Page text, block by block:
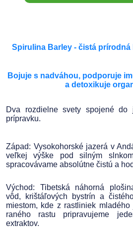
Spirulina Barley - čistá prírodná
Bojuje s nadváhou, podporuje
a detoxikuje
Dva rozdielne svety spojené do
prípravku.
Západ: Vysokohorské jazerá v
veľkej výške pod silným
spracovávame absolútne čistú a
Východ: Tibetská náhorná
vôd, krištáľových bystrín a
miestom, kde z rastliniek
raného rastu pripravujeme
extraktov.